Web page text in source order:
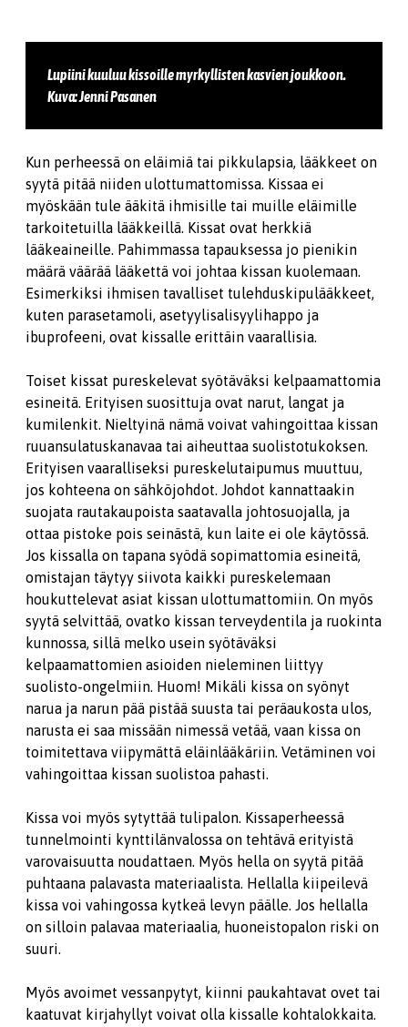
Lupiini kuuluu kissoille myrkyllisten kasvien joukkoon.
Kuva: Jenni Pasanen
Kun perheessä on eläimiä tai pikkulapsia, lääkkeet on
syytä pitää niiden ulottumattomissa. Kissaa ei
myöskään tule ääkitä ihmisille tai muille eläimille
tarkoitetuilla lääkkeillä. Kissat ovat herkkiä
lääkeaineille. Pahimmassa tapauksessa jo pienikin
määrä väärää lääkettä voi johtaa kissan kuolemaan.
Esimerkiksi ihmisen tavalliset tulehduskipulääkkeet,
kuten parasetamoli, asetyylisalisyylihappo ja
ibuprofeeni, ovat kissalle erittäin vaarallisia.
Toiset kissat pureskelevat syötäväksi kelpaamattomia
esineitä. Erityisen suosittuja ovat narut, langat ja
kumilenkit. Nieltyinä nämä voivat vahingoittaa kissan
ruuansulatuskanavaa tai aiheuttaa suolistotukoksen.
Erityisen vaaralliseksi pureskelutaipumus muuttuu,
jos kohteena on sähköjohdot. Johdot kannattaakin
suojata rautakaupoista saatavalla johtosuojalla, ja
ottaa pistoke pois seinästä, kun laite ei ole käytössä.
Jos kissalla on tapana syödä sopimattomia esineitä,
omistajan täytyy siivota kaikki pureskelemaan
houkuttelevat asiat kissan ulottumattomiin. On myös
syytä selvittää, ovatko kissan terveydentila ja ruokinta
kunnossa, sillä melko usein syötäväksi
kelpaamattomien asioiden nieleminen liittyy
suolisto-ongelmiin. Huom! Mikäli kissa on syönyt
narua ja narun pää pistää suusta tai peräaukosta ulos,
narusta ei saa missään nimessä vetää, vaan kissa on
toimitettava viipymättä eläinlääkäriin. Vetäminen voi
vahingoittaa kissan suolistoa pahasti.
Kissa voi myös sytyttää tulipalon. Kissaperheessä
tunnelmointi kynttilänvalossa on tehtävä erityistä
varovaisuutta noudattaen. Myös hella on syytä pitää
puhtaana palavasta materiaalista. Hellalla kiipeilevä
kissa voi vahingossa kytkeä levyn päälle. Jos hellalla
on silloin palavaa materiaalia, huoneistopalon riski on
suuri.
Myös avoimet vessanpytyt, kiinni paukahtavat ovet tai
kaatuvat kirjahyllyt voivat olla kissalle kohtalokkaita.